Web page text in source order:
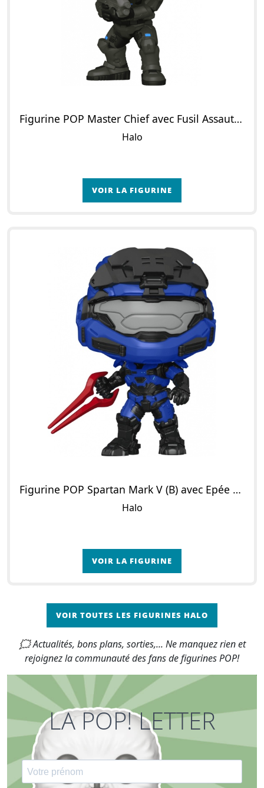
Figurine POP Master Chief avec Fusil Assaut MA5B
Halo
VOIR LA FIGURINE
Figurine POP Spartan Mark V (B) avec Epée d'Energie
Halo
VOIR LA FIGURINE
VOIR TOUTES LES FIGURINES HALO
🗯 Actualités, bons plans, sorties,... Ne manquez rien et
rejoignez la communauté des fans de figurines POP!
LA POP! LETTER